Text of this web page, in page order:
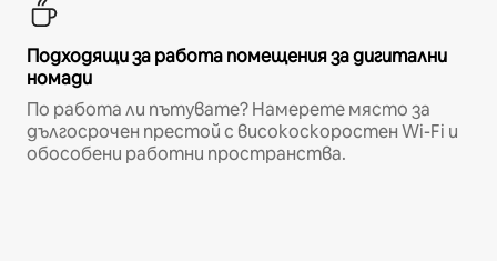
Подходящи за работа помещения за дигитални
номади
По работа ли пътувате? Намерете място за
дългосрочен престой с високоскоростен Wi-Fi и
обособени работни пространства.